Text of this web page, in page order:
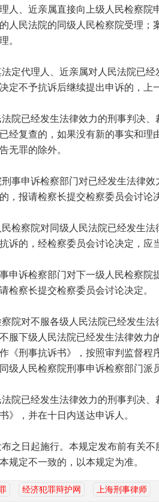
、近亲属直接向上级人民检察院
人民法院的同级人民检察院受理；
。
代理人、近亲属对人民法院已经
定不予抗诉后继续提出申诉的，上
已经发生法律效力的刑事判决、
经复查的，如果没有新的事实和理
无罪的除外。
申诉检察部门对已经发生法律效
，报请检察长提交检察委员会讨论
察院对同级人民法院已经发生法
诉的，经检察委员会讨论决定，应
诉检察部门对下一级人民检察院
检察长提交检察委员会讨论决定。
对不服各级人民法院已经发生法
服下级人民法院已经发生法律效力
《刑事抗诉书》，按照审判监督程
级人民检察院刑事申诉检察部门派
已经发生法律效力的刑事判决、
》，并在十日内送达申诉人。
日起施行。本规定发布前有关不
规定不一致的，以本规定为准。
经济犯罪辩护网 上海刑事律师